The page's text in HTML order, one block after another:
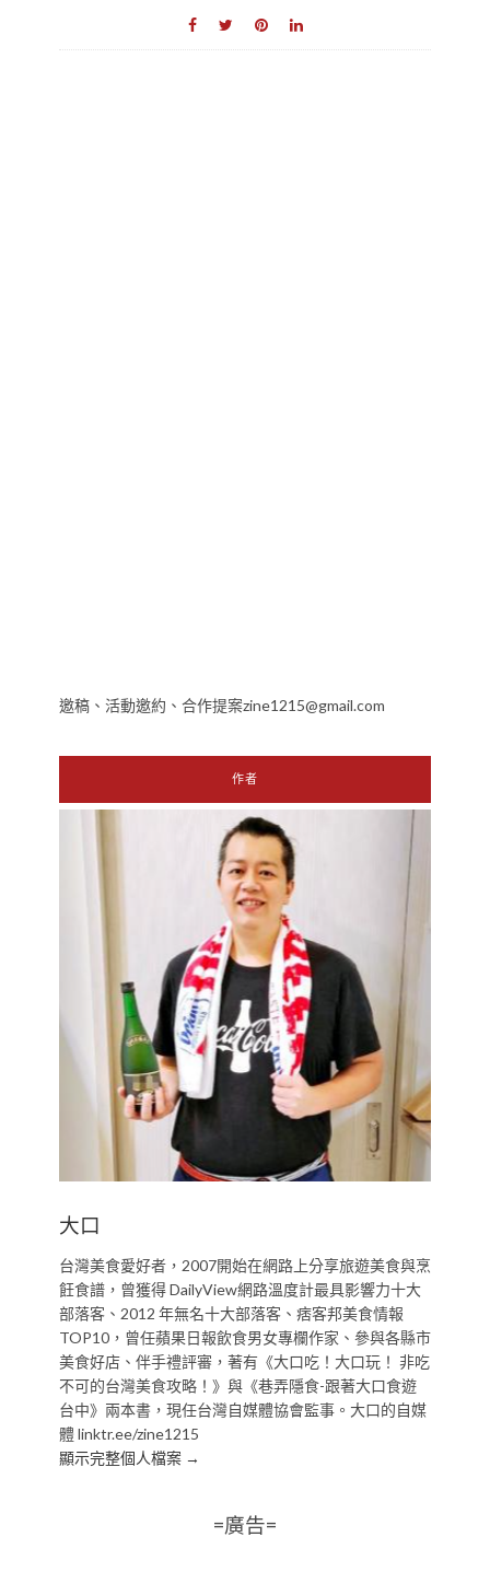
邀稿、活動邀約、合作提案zine1215@gmail.com
作者
大口
台灣美食愛好者，2007開始在網路上分享旅遊美食與烹
飪食譜，曾獲得 DailyView網路溫度計最具影響力十大
部落客、2012 年無名十大部落客、痞客邦美食情報
TOP10，曾任蘋果日報飲食男女專欄作家、參與各縣市
美食好店、伴手禮評審，著有《大口吃！大口玩！ 非吃
不可的台灣美食攻略！》與《巷弄隱食-跟著大口食遊
台中》兩本書，現任台灣自媒體協會監事。大口的自媒
體 linktr.ee/zine1215
顯示完整個人檔案 →
=廣告=